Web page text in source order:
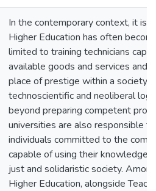
In the contemporary context, it is
Higher Education has often
limited to training technicians
available goods and services and,
place of prestige within a society
technoscientific and neoliberal
beyond preparing competent
universities are also responsible
individuals committed to the
capable of using their knowledge
just and solidaristic society.
Higher Education, alongside